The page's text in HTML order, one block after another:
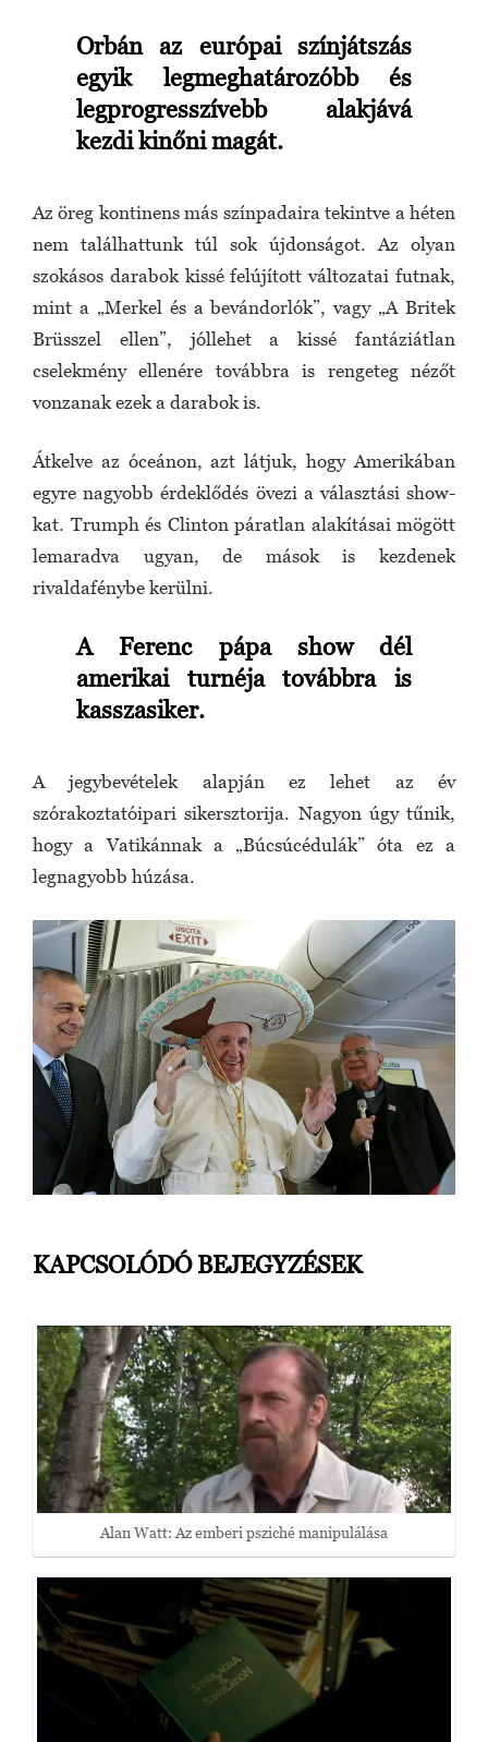
Orbán az európai színjátszás
egyik legmeghatározóbb és
legprogresszívebb alakjává
kezdi kinőni magát.
Az öreg kontinens más színpadaira tekintve a héten
nem találhattunk túl sok újdonságot. Az olyan
szokásos darabok kissé felújított változatai futnak,
mint a „Merkel és a bevándorlók”, vagy „A Britek
Brüsszel ellen”, jóllehet a kissé fantáziátlan
cselekmény ellenére továbbra is rengeteg nézőt
vonzanak ezek a darabok is.
Átkelve az óceánon, azt látjuk, hogy Amerikában
egyre nagyobb érdeklődés övezi a választási show-
kat. Trumph és Clinton páratlan alakításai mögött
lemaradva ugyan, de mások is kezdenek
rivaldafénybe kerülni.
A Ferenc pápa show dél
amerikai turnéja továbbra is
kasszasiker.
A jegybevételek alapján ez lehet az év
szórakoztatóipari sikersztorija. Nagyon úgy tűnik,
hogy a Vatikánnak a „Búcsúcédulák” óta ez a
legnagyobb húzása.
KAPCSOLÓDÓ BEJEGYZÉSEK
Alan Watt: Az emberi psziché manipulálása